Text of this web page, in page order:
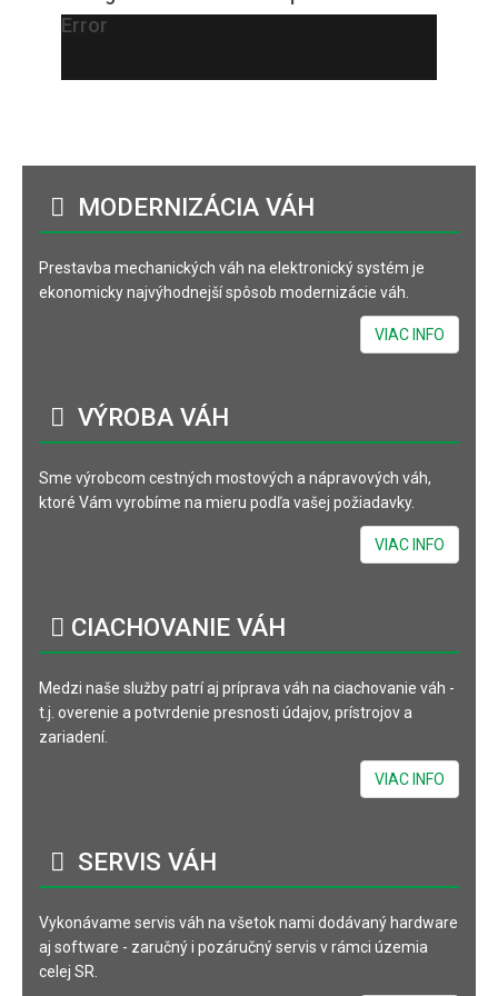
Error
MODERNIZÁCIA VÁH
Prestavba mechanických váh na elektronický systém je
ekonomicky najvýhodnejší spôsob modernizácie váh.
VIAC INFO
VÝROBA VÁH
Sme výrobcom cestných mostových a nápravových váh,
ktoré Vám vyrobíme na mieru podľa vašej požiadavky.
VIAC INFO
CIACHOVANIE VÁH
Medzi naše služby patrí aj príprava váh na ciachovanie váh -
t.j. overenie a potvrdenie presnosti údajov, prístrojov a
zariadení.
VIAC INFO
SERVIS VÁH
Vykonávame servis váh na všetok nami dodávaný hardware
aj software - zaručný i pozáručný servis v rámci územia
celej SR.